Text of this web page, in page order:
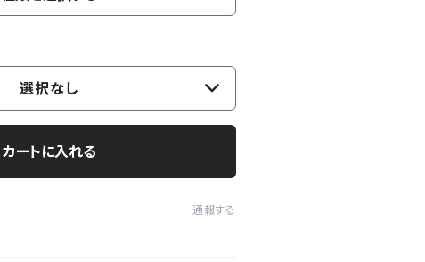
選択なし
カートに入れる
通報する